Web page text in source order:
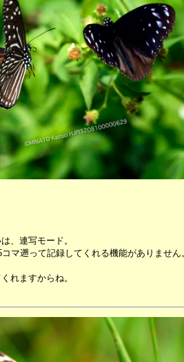
、連写モード。
マ遡って記録してくれる機能がありません
れますからね。